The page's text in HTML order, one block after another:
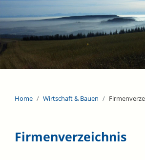
Home Wirtschaft & Bauen
Firmenverzeichnis